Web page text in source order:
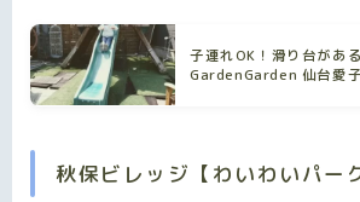
子連れOK！滑り台があ
GardenGarden 仙台愛子
秋保ビレッジ【わいわいパー